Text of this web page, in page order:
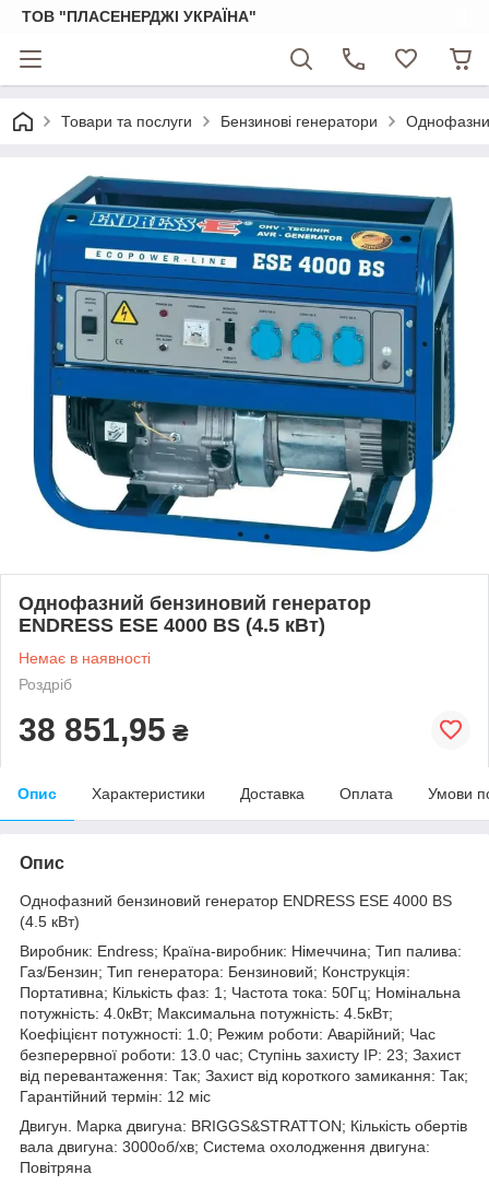
ТОВ "ПЛАСЕНЕРДЖІ УКРАЇНА"
Товари та послуги Бензинові генератори
Однофазний бензиновий генератор
ENDRESS ESE 4000 BS (4.5 кВт)
Немає в наявності
Роздріб
38 851,95 ₴
Опис Характеристики Доставка Оплата Умови
Опис
Однофазний бензиновий генератор ENDRESS ESE 4000 BS
(4.5 кВт)
Виробник: Endress; Країна-виробник: Німеччина; Тип палива:
Газ/Бензин; Тип генератора: Бензиновий; Конструкція:
Портативна; Кількість фаз: 1; Частота тока: 50Гц; Номінальна
потужність: 4.0кВт; Максимальна потужність: 4.5кВт;
Коефіцієнт потужності: 1.0; Режим роботи: Аварійний; Час
безперервної роботи: 13.0 час; Ступінь захисту IP: 23; Захист
від перевантаження: Так; Захист від короткого замикання: Так;
Гарантійний термін: 12 міс
Двигун. Марка двигуна: BRIGGS&STRATTON; Кількість обертів
вала двигуна: 3000об/хв; Система охолодження двигуна:
Повітряна